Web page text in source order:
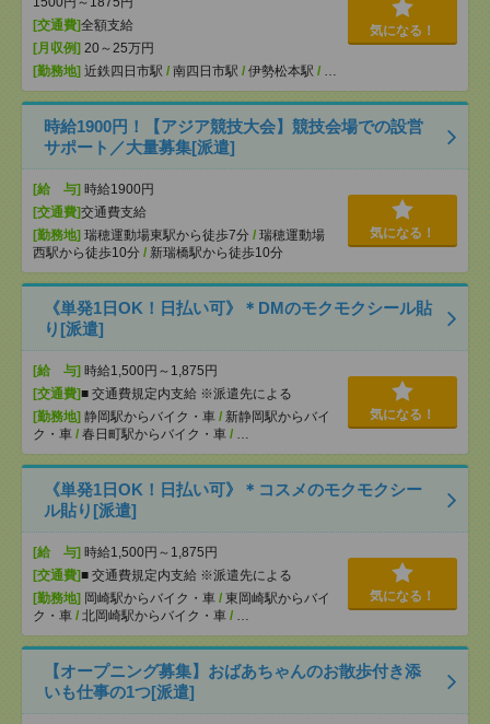
[交通費]全額支給
[月収例] 20～25万円
[勤務地] 近鉄四日市駅 / 南四日市駅 / 伊勢松本駅 / …
気になる！
時給1900円！【アジア競技大会】競技会場での設営
サポート／大量募集[派遣]
[給 与] 時給1900円
[交通費]交通費支給
[勤務地] 瑞穂運動場東駅から徒歩7分 / 瑞穂運動場
西駅から徒歩10分 / 新瑞橋駅から徒歩10分
気になる！
《単発1日OK！日払い可》＊DMのモクモクシール貼
り[派遣]
[給 与] 時給1,500円～1,875円
[交通費]■ 交通費規定内支給 ※派遣先による
[勤務地] 静岡駅からバイク・車 / 新静岡駅からバイ
ク・車 / 春日町駅からバイク・車 / …
気になる！
《単発1日OK！日払い可》＊コスメのモクモクシー
ル貼り[派遣]
[給 与] 時給1,500円～1,875円
[交通費]■ 交通費規定内支給 ※派遣先による
[勤務地] 岡崎駅からバイク・車 / 東岡崎駅からバイ
ク・車 / 北岡崎駅からバイク・車 / …
気になる！
【オープニング募集】おばあちゃんのお散歩付き添
いも仕事の1つ[派遣]